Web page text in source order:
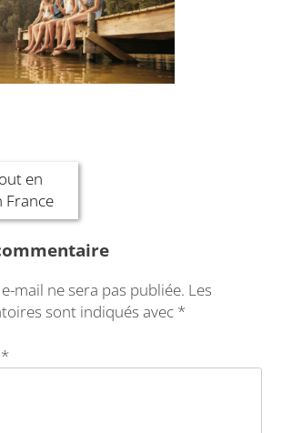
en
France
mail ne sera pas publiée. Les
sont indiqués avec *
*